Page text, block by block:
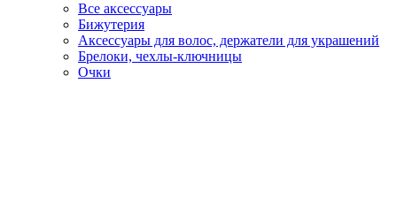
Все аксессуары
Бижутерия
Аксессуары для волос, держатели для украшений
Брелоки, чехлы-ключницы
Очки